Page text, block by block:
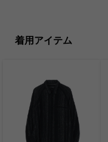
着用アイテム